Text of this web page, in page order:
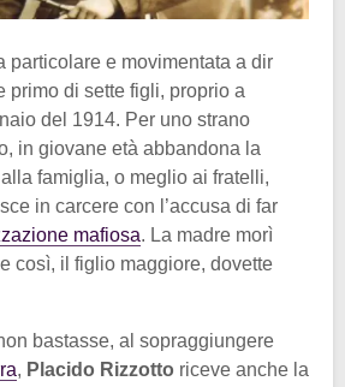
particolare e movimentata a dir
primo di sette figli, proprio a
del 1914. Per uno strano
in giovane età abbandona la
famiglia, o meglio ai fratelli,
in carcere con l’accusa di far
mafiosa. La madre morì
così, il figlio maggiore, dovette
bastasse, al sopraggiungere
, Placido Rizzotto riceve anche la